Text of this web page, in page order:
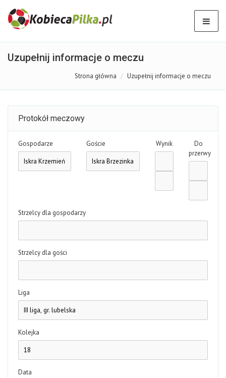
Uzupełnij informacje o meczu
Strona główna Uzupełnij informacje o meczu
Protokół meczowy
Gospodarze Goście Wynik
Do
przerwy
Strzelcy dla gospodarzy
Strzelcy dla gości
Liga
Kolejka
Data